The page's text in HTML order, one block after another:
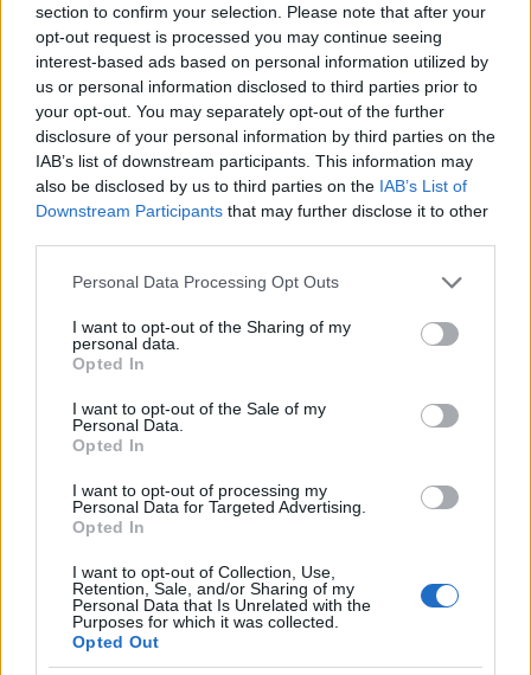
section to confirm your selection. Please note that after your
opt-out request is processed you may continue seeing
interest-based ads based on personal information utilized by
us or personal information disclosed to third parties prior to
your opt-out. You may separately opt-out of the further
disclosure of your personal information by third parties on the
IAB’s list of downstream participants. This information may
also be disclosed by us to third parties on the IAB’s List of
Downstream Participants that may further disclose it to other
Please note that this website/app uses one or more Google
not limited to your visit or usage behaviour. You may click to
grant or deny consent to Google and its third-party tags to
use your data for below specified purposes in below Google
consent section.
Personal Data Processing Opt Outs
I want to opt-out of the Sharing of my
personal data.
Opted In
I want to opt-out of the Sale of my
Personal Data.
Opted In
I want to opt-out of processing my
Personal Data for Targeted Advertising.
Opted In
I want to opt-out of Collection, Use,
Retention, Sale, and/or Sharing of my
Personal Data that Is Unrelated with the
Purposes for which it was collected.
Opted Out
Ψήφισμα του Ιατρικού Συλλόγου Πατρών για
τον θάνατο του Χρήστου Αναγνωστόπουλου
Ιατρικός Σύλλογος Πατρών: Στηρίζει τις
τομέα στις 26, 27 και 28 Μαΐου